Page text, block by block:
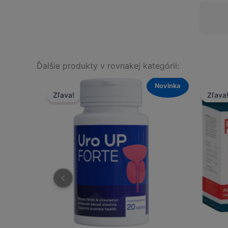
Ďalšie produkty v rovnakej kategórii:
Novinka
Zľava! Zľava!